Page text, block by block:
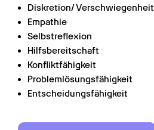
Diskretion/ Verschwiegenheit
Empathie
Selbstreflexion
Hilfsbereitschaft
Konfliktfähigkeit
Problemlösungsfähigkeit
Entscheidungsfähigkeit